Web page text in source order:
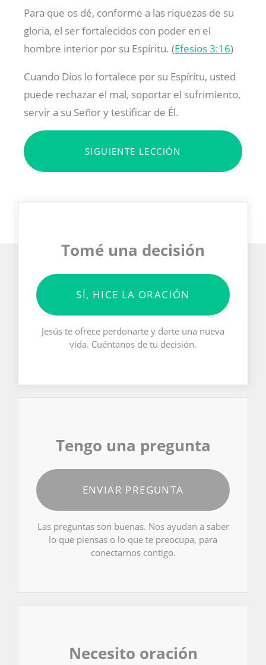
Para que os dé, conforme a las riquezas de su
gloria, el ser fortalecidos con poder en el
hombre interior por su Espíritu. (Efesios 3:16)
Cuando Dios lo fortalece por su Espíritu, usted
puede rechazar el mal, soportar el sufrimiento,
servir a su Señor y testificar de Él.
SIGUIENTE LECCIÓN
Tomé una decisión
SÍ, HICE LA ORACIÓN
Jesús te ofrece perdonarte y darte una nueva
vida. Cuéntanos de tu decisión.
Tengo una pregunta
ENVIAR PREGUNTA
Las preguntas son buenas. Nos ayudan a saber
lo que piensas o lo que te preocupa, para
conectarnos contigo.
Necesito oración